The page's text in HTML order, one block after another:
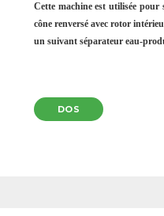
Cette machine est utilisée
cône renversé avec rotor
un suivant séparateur eau-
DOS